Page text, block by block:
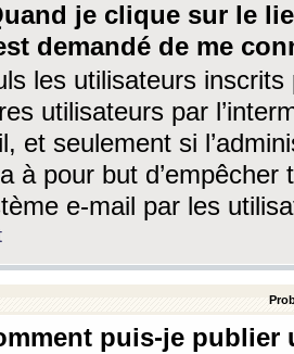
je clique sur le
demandé de me
les utilisateurs
utilisateurs par
et seulement si
à pour but
e-mail par les
puis-je